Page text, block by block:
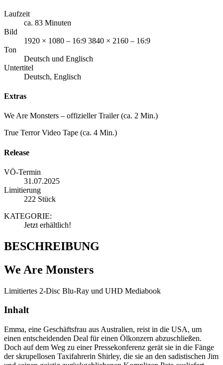
Laufzeit
ca. 83 Minuten
Bild
1920 × 1080 – 16:9 3840 × 2160 – 16:9
Ton
Deutsch und Englisch
Untertitel
Deutsch, Englisch
Extras
We Are Monsters – offizieller Trailer (ca. 2 Min.)
True Terror Video Tape (ca. 4 Min.)
Release
VÖ-Termin
31.07.2025
Limitierung
222 Stück
KATEGORIE:
Jetzt erhältlich!
BESCHREIBUNG
We Are Monsters
Limitiertes 2-Disc Blu-Ray und UHD Mediabook
Inhalt
Emma, eine Geschäftsfrau aus Australien, reist in die USA, um
einen entscheidenden Deal für einen Ölkonzern abzuschließen.
Doch auf dem Weg zu einer Pressekonferenz gerät sie in die Fänge
der skrupellosen Taxifahrerin Shirley, die sie an den sadistischen Jim